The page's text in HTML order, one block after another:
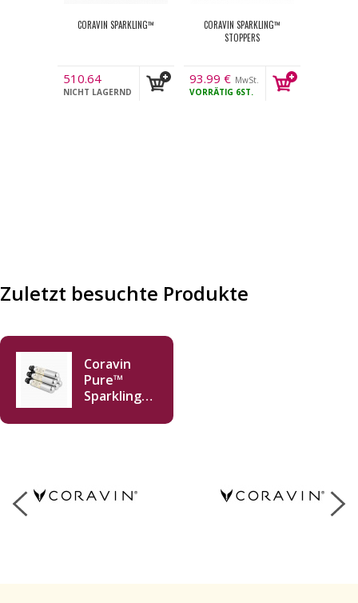
CORAVIN SPARKLING™
510.64
€ MwSt.
NICHT LAGERND
CORAVIN SPARKLING™
STOPPERS
93.99 € MwSt.
VORRÄTIG 6ST.
Zuletzt besuchte Produkte
Coravin
Pure™
Sparkling
Kapseln